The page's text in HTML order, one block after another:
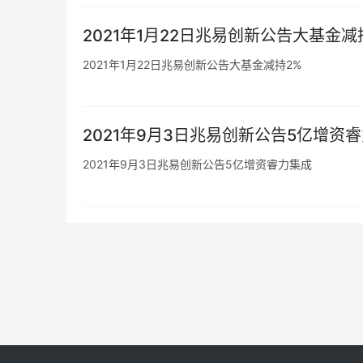
2021年1月22日兆易创新公告大基金减
2021年1月22日兆易创新公告大基金减持2%
2021年9月3日兆易创新公告5亿增资
2021年9月3日兆易创新公告5亿增资睿力集成